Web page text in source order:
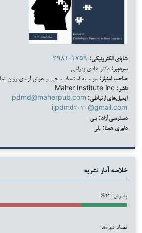
شاپای الکترونیکی: ۲۹۸۱-۱۷۵۹
سردبیر: دکتر هادی بهرامی
صاحب امتیاز: موسسه استعدادسنجی و هوش آزمای روان نما
ناشر:
ایمیل‌های ارتباطی: pdmd@maherpub.com
ijpdmd۲۰۲۰@gmail.com
دسترسی آزاد: بلی
داوری همتا: بلی
خلاصه آمار نشریه
پذیرش: ۲۴%
تعداد دوره‌ها